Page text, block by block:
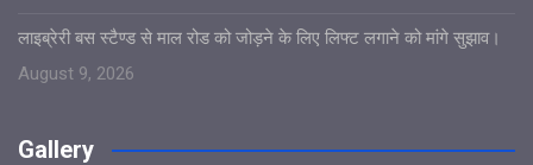
लाइब्रेरी बस स्टैण्ड से माल रोड को जोड़ने के लिए लिफ्ट लगाने को मांगे सुझाव।
August 9, 2026
Gallery